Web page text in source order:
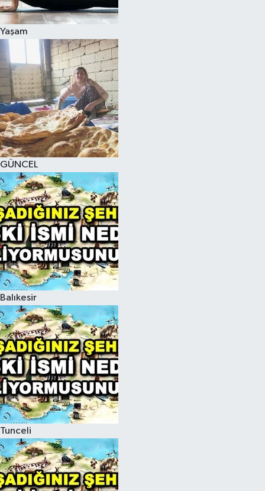
Yaşam
GÜNCEL
Balıkesir
Tunceli